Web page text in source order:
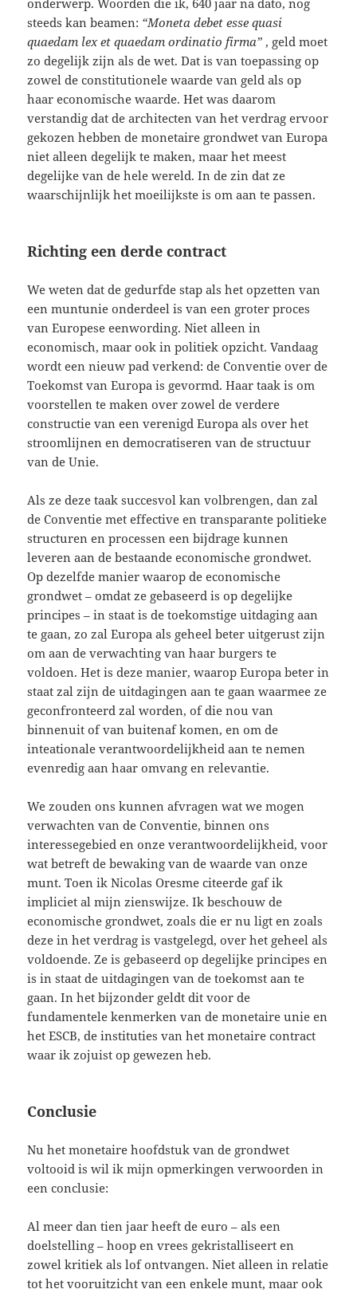
steeds kan beamen: “Moneta debet esse quasi
quaedam lex et quaedam ordinatio firma” , geld moet
zo degelijk zijn als de wet. Dat is van toepassing op
zowel de constitutionele waarde van geld als op
haar economische waarde. Het was daarom
verstandig dat de architecten van het verdrag ervoor
gekozen hebben de monetaire grondwet van Europa
niet alleen degelijk te maken, maar het meest
degelijke van de hele wereld. In de zin dat ze
waarschijnlijk het moeilijkste is om aan te passen.
Richting een derde contract
We weten dat de gedurfde stap als het opzetten van
een muntunie onderdeel is van een groter proces
van Europese eenwording. Niet alleen in
economisch, maar ook in politiek opzicht. Vandaag
wordt een nieuw pad verkend: de Conventie over de
Toekomst van Europa is gevormd. Haar taak is om
voorstellen te maken over zowel de verdere
constructie van een verenigd Europa als over het
stroomlijnen en democratiseren van de structuur
van de Unie.
Als ze deze taak succesvol kan volbrengen, dan zal
de Conventie met effective en transparante politieke
structuren en processen een bijdrage kunnen
leveren aan de bestaande economische grondwet.
Op dezelfde manier waarop de economische
grondwet – omdat ze gebaseerd is op degelijke
principes – in staat is de toekomstige uitdaging aan
te gaan, zo zal Europa als geheel beter uitgerust zijn
om aan de verwachting van haar burgers te
voldoen. Het is deze manier, waarop Europa beter in
staat zal zijn de uitdagingen aan te gaan waarmee ze
geconfronteerd zal worden, of die nou van
binnenuit of van buitenaf komen, en om de
inteationale verantwoordelijkheid aan te nemen
evenredig aan haar omvang en relevantie.
We zouden ons kunnen afvragen wat we mogen
verwachten van de Conventie, binnen ons
interessegebied en onze verantwoordelijkheid, voor
wat betreft de bewaking van de waarde van onze
munt. Toen ik Nicolas Oresme citeerde gaf ik
impliciet al mijn zienswijze. Ik beschouw de
economische grondwet, zoals die er nu ligt en zoals
deze in het verdrag is vastgelegd, over het geheel als
voldoende. Ze is gebaseerd op degelijke principes en
is in staat de uitdagingen van de toekomst aan te
gaan. In het bijzonder geldt dit voor de
fundamentele kenmerken van de monetaire unie en
het ESCB, de instituties van het monetaire contract
waar ik zojuist op gewezen heb.
Conclusie
Nu het monetaire hoofdstuk van de grondwet
voltooid is wil ik mijn opmerkingen verwoorden in
een conclusie:
Al meer dan tien jaar heeft de euro – als een
doelstelling – hoop en vrees gekristalliseert en
zowel kritiek als lof ontvangen. Niet alleen in relatie
tot het vooruitzicht van een enkele munt, maar ook